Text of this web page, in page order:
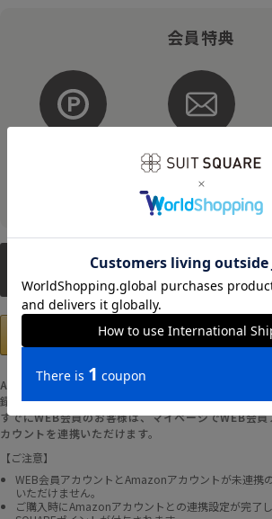
会員特典
メルマガ配信
そのほかにもさまざまなキャンペーンを予
新規会員登録
Amazonアカウントの登録情報を使用して、お支払
録が可能です。
すでにWEB会員のお客様は、マイページでWEB会
カウントを連携いただけます。
【ご注意】
WEB会員アカウントとAmazonアカウントが未連携
いただけません。
ご購入時にAmazonアカウントとの連携設定が完了